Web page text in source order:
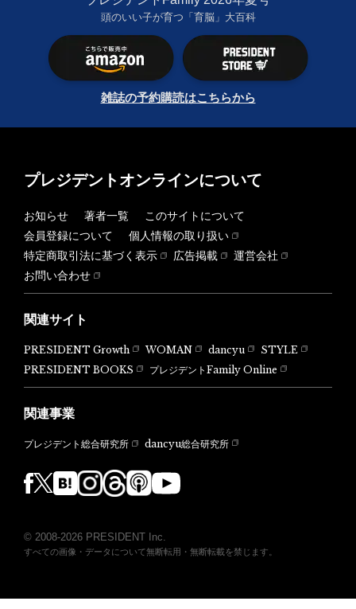
頭のいい子が育つ「育脳」大百科
雑誌の予約購読はこちらから
プレジデントオンラインについて
お知らせ 著者一覧
このサイトについて
会員登録について
個人情報の取り扱い
特定商取引法に基づく表示
広告掲載
運営会社
お問い合わせ
関連サイト
PRESIDENT Growth WOMAN dancyu
STYLE
PRESIDENT BOOKS
プレジデントFamily Online
関連事業
プレジデント総合研究所 dancyu総合研究所
© 2008-2026 PRESIDENT Inc.
すべての画像・データについて無断転用・無断転載を禁じます。